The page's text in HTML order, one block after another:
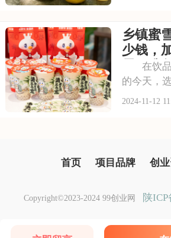
请看下面
城一般多
店加盟条
乡镇蜜
少钱，
需要准
在饮品
的今天，
牌加盟至
品牌的全
持、运营
2024-11-12
首页 项目品牌 创
Copyright©2023-2024 99创业网 陕